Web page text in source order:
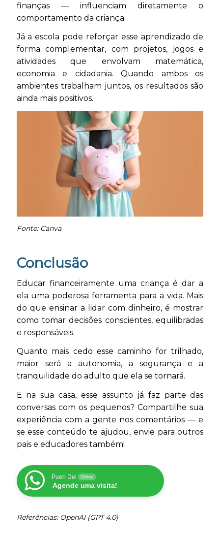
finanças — influenciam diretamente o
comportamento da criança.
Já a escola pode reforçar esse aprendizado de
forma complementar, com projetos, jogos e
atividades que envolvam matemática,
economia e cidadania. Quando ambos os
ambientes trabalham juntos, os resultados são
ainda mais positivos.
Fonte: Canva
Conclusão
Educar financeiramente uma criança é dar a
ela uma poderosa ferramenta para a vida. Mais
do que ensinar a lidar com dinheiro, é mostrar
como tomar decisões conscientes, equilibradas
e responsáveis.
Quanto mais cedo esse caminho for trilhado,
maior será a autonomia, a segurança e a
tranquilidade do adulto que ela se tornará.
E na sua casa, esse assunto já faz parte das
conversas com os pequenos? Compartilhe sua
experiência com a gente nos comentários — e
se esse conteúdo te ajudou, envie para outros
pais e educadores também!
Pueri Dei Online
Agende uma visita!
Referências: OpenAI (GPT 4.0)